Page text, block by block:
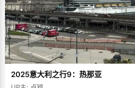
2025意大利之行9：热那亚